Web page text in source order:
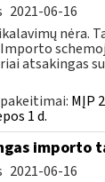
2021-06-16
nėra.
atsakingas
MĮP
1 d.
importo
2021-06-16